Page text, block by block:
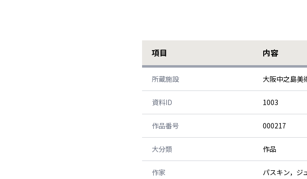
項目 内容
所蔵施設 大阪中之島美
資料ID 1003
作品番号 000217
大分類 作品
作家 パスキン，